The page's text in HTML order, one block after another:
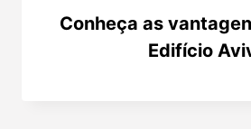
Conheça as
Edifício